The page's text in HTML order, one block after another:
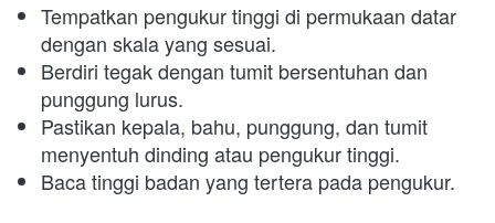
Tempatkan pengukur tinggi di permukaan datar
dengan skala yang sesuai.
Berdiri tegak dengan tumit bersentuhan dan
punggung lurus.
Pastikan kepala, bahu, punggung, dan tumit
menyentuh dinding atau pengukur tinggi.
Baca tinggi badan yang tertera pada pengukur.